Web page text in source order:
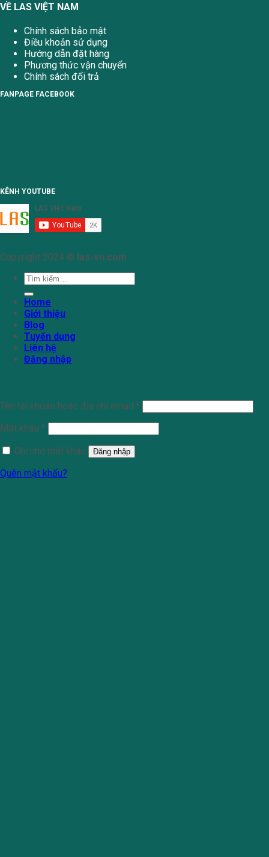
VỀ LAS VIỆT NAM
Chính sách bảo mật
Điều khoản sử dụng
Hướng dẫn đặt hàng
Phương thức vận chuyển
Chính sách đổi trả
FANPAGE FACEBOOK
KÊNH YOUTUBE
Copyright 2024 © las-vn.com
Tìm
kiếm:
Home
Giới thiệu
Blog
Tuyển dụng
Liên hệ
Đăng nhập
Tên tài khoản hoặc địa chỉ email *
Mật khẩu *
Ghi nhớ mật khẩu
Đăng nhập
Quên mật khẩu?